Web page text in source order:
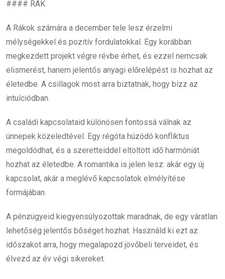
#### RÁK
A Rákok számára a december tele lesz érzelmi
mélységekkel és pozitív fordulatokkal. Egy korábban
megkezdett projekt végre révbe érhet, és ezzel nemcsak
elismerést, hanem jelentős anyagi előrelépést is hozhat az
életedbe. A csillagok most arra biztatnak, hogy bízz az
intuíciódban.
A családi kapcsolataid különösen fontossá válnak az
ünnepek közeledtével. Egy régóta húzódó konfliktus
megoldódhat, és a szeretteiddel eltöltött idő harmóniát
hozhat az életedbe. A romantika is jelen lesz: akár egy új
kapcsolat, akár a meglévő kapcsolatok elmélyítése
formájában.
A pénzügyeid kiegyensúlyozottak maradnak, de egy váratlan
lehetőség jelentős bőséget hozhat. Használd ki ezt az
időszakot arra, hogy megalapozd jövőbeli terveidet, és
élvezd az év végi sikereket.